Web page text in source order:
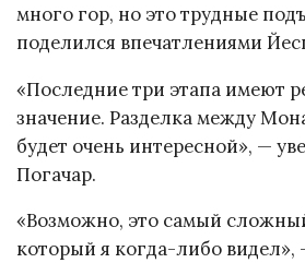
много гор, но это трудные
поделился впечатлениями
«Последние три этапа имеют
значение. Разделка между
будет очень интересной», —
Погачар.
«Возможно, это самый
который я когда-либо